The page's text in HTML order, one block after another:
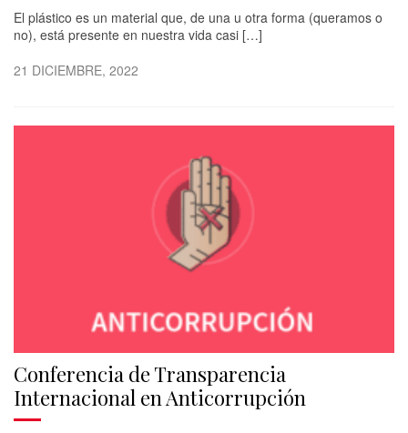
El plástico es un material que, de una u otra forma (queramos o
no), está presente en nuestra vida casi […]
21 DICIEMBRE, 2022
Conferencia de Transparencia
Internacional en Anticorrupción